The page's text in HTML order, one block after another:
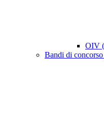
OIV
Bandi di concorso